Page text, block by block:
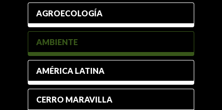
AGROECOLOGÍA
AMBIENTE
AMÉRICA LATINA
CERRO MARAVILLA